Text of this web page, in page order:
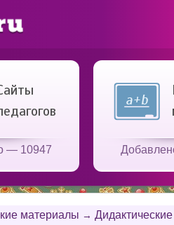
— 10947
материалы →